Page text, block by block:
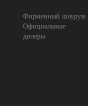
Фирменный шоурум
Официальные
дилеры